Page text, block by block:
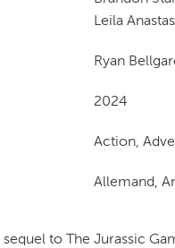
Leila
Ryan
2024
Action,
Allemand,
to The Jurassic